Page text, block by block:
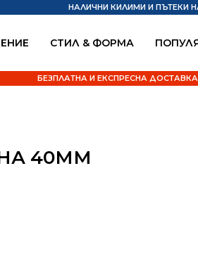
СТИЛ & ФОРМА
НАЛИЧНИ КИЛИМИ И ПЪТЕКИ
БЕЗПЛАТНА И ЕКСПРЕСНА ДОСТАВКА
40ММ